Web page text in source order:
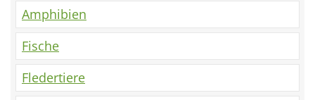
Amphibien
Fische
Fledertiere